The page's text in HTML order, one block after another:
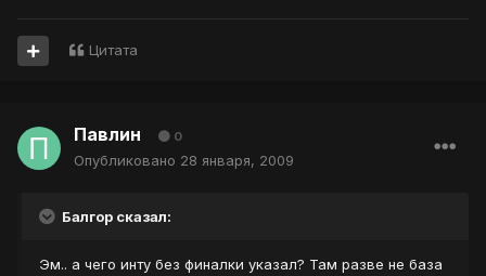
Цитата
Павлин 0
Опубликовано 28 января, 2009
Балгор сказал:
Эм.. а чего инту без финалки указал? Там разве не база